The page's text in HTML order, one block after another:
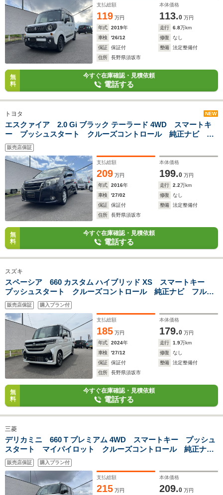
支払総額
119 万円
本体価格
113.0 万円
年式
2019年 走行 6.8万km
車検
'26/12 修復
なし
保証
保証付 整備
法定整備付
住所
長野県須坂市
無
料
今すぐ在庫確認・見積依頼
電話する
トヨタ NEW
エスクァイア 2.0 Gi ブラック テーラード 4WD スマートキ
ー プッシュスタート クルーズコントロール 純正ナビ フ
ルセグTV バックカメラ Bluetooth対応 前席シートヒータ
ー 両側パワースライドドア ビルトインETC
販売店保証
支払総額
209 万円
本体価格
199.0 万円
年式
2016年 走行 2.2万km
車検
'27/02 修復
なし
保証
保証付 整備
法定整備付
住所
長野県須坂市
無
料
今すぐ在庫確認・見積依頼
電話する
スズキ
スペーシア 660 カスタム ハイブリッド XS スマートキー
プッシュスタート クルーズコントロール 純正ナビ フルセ
グテレビ 全方位モニター Bluetooth対応 ヘッドアップデ
ィスプレイ 前席シートヒーター ビルトインETC 前後ドライ
ブレコーダー
販売店保証 購入プラン付
支払総額
185 万円
本体価格
179.0 万円
年式
2024年 走行 1.9万km
車検
'27/12 修復
なし
保証
保証付 整備
法定整備付
住所
長野県須坂市
無
料
今すぐ在庫確認・見積依頼
電話する
三菱
デリカミニ 660 T プレミアム 4WD スマートキー プッシュ
スタート マイパイロット クルーズコントロール 純正ナ
ビ フルセグテレビ 全方位モニター デジタルルームミラ
ー ETC シートヒーター ドライブレコーダー
販売店保証 購入プラン付
支払総額
215 万円
本体価格
209.0 万円